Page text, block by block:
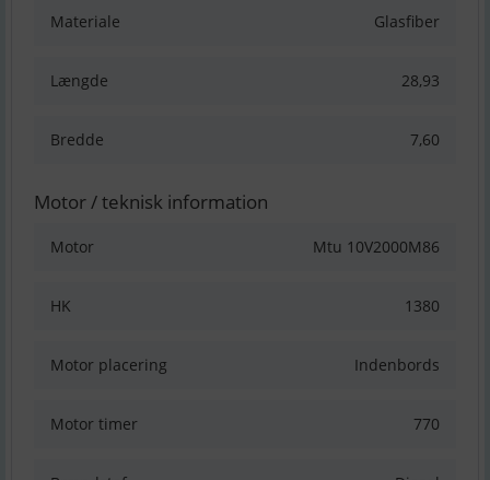
Materiale Glasfiber
Længde 28,93
Bredde 7,60
Motor / teknisk information
Motor Mtu 10V2000M86
HK 1380
Motor placering Indenbords
Motor timer 770